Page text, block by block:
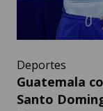
Deportes
Guatemala
Santo